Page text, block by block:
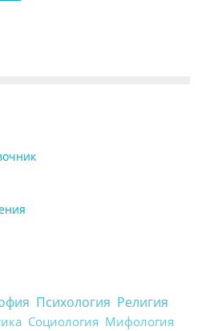
Психология Религия
Социология Мифология